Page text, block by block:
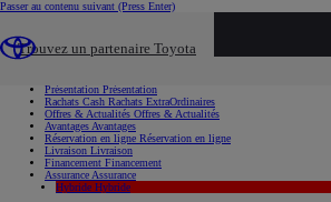
Passer au contenu suivant (Press Enter)
Trouvez un partenaire Toyota
Présentation Présentation
Rachats Cash Rachats ExtraOrdinaires
Offres & Actualités Offres & Actualités
Avantages Avantages
Réservation en ligne Réservation en ligne
Livraison Livraison
Financement Financement
Assurance Assurance
Hybride Hybride